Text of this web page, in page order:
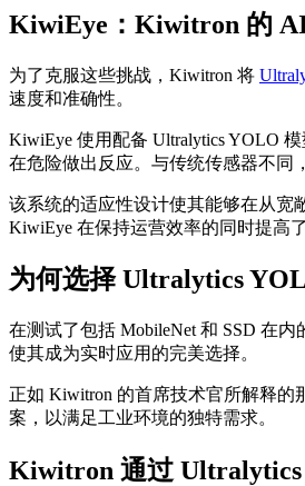
KiwiEye：Kiwitron 的
为了克服这些挑战，Kiwitron 将
速度和准确性。
KiwiEye 使用配备 Ultralytics YOLO 模
在危险做出反应。与传统传感器不同
该系统的适应性设计使其能够在从宽
KiwiEye 在保持运营效率的同时提高
为何选择 Ultralytics
在测试了包括 MobileNet 和 SSD 在
使其成为实时应用的完美选择。
正如 Kiwitron 的首席技术官所解释
案，以满足工业环境的独特需求。
Kiwitron 通过 Ultralytics